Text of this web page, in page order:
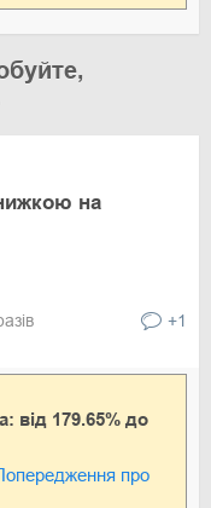
на
+1
від 179.65% до
про